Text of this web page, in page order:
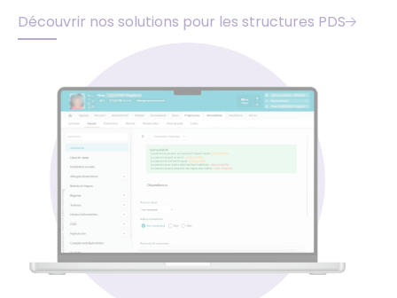
Découvrir nos solutions pour les structures PDS